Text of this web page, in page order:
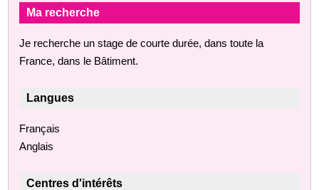
Ma recherche
Je recherche un stage de courte durée, dans toute la
France, dans le Bâtiment.
Langues
Français
Anglais
Centres d'intérêts